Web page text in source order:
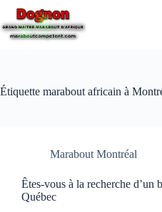
Étiquette marabout africain à
Marabout Montréal
Êtes-vous à la recherche d’un
Québec